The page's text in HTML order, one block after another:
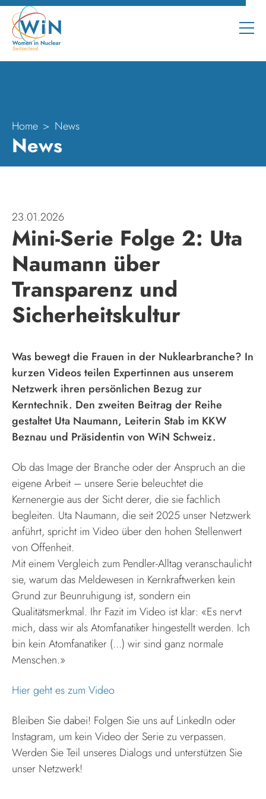
Home News
News
23.01.2026
Mini-Serie Folge 2: Uta
Naumann über
Transparenz und
Sicherheitskultur
Was bewegt die Frauen in der Nuklearbranche? In
kurzen Videos teilen Expertinnen aus unserem
Netzwerk ihren persönlichen Bezug zur
Kerntechnik. Den zweiten Beitrag der Reihe
gestaltet Uta Naumann, Leiterin Stab im KKW
Beznau und Präsidentin von WiN Schweiz.
Ob das Image der Branche oder der Anspruch an die
eigene Arbeit – unsere Serie beleuchtet die
Kernenergie aus der Sicht derer, die sie fachlich
begleiten. Uta Naumann, die seit 2025 unser Netzwerk
anführt, spricht im Video über den hohen Stellenwert
von Offenheit.
Mit einem Vergleich zum Pendler-Alltag veranschaulicht
sie, warum das Meldewesen in Kernkraftwerken kein
Grund zur Beunruhigung ist, sondern ein
Qualitätsmerkmal. Ihr Fazit im Video ist klar: «Es nervt
mich, dass wir als Atomfanatiker hingestellt werden. Ich
bin kein Atomfanatiker (...) wir sind ganz normale
Menschen.»
Hier geht es zum Video
Bleiben Sie dabei! Folgen Sie uns auf LinkedIn oder
Instagram, um kein Video der Serie zu verpassen.
Werden Sie Teil unseres Dialogs und unterstützen Sie
unser Netzwerk!